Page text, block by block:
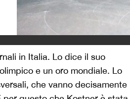
in Italia. Lo dice il suo
e un oro mondiale. Lo
che vanno decisamente